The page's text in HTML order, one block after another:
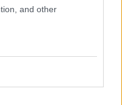
and other
περιλαμβάνονται τα
του εσωτερικού.
θα καλείται να
σπάνιο και εξωφρενικό